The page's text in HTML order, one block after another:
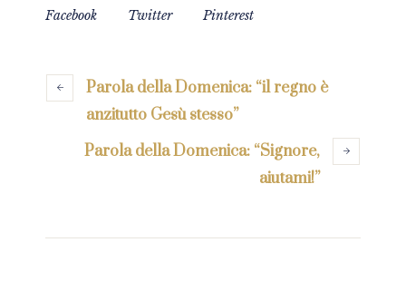
Facebook Twitter Pinterest
Parola della Domenica: “il regno è
anzitutto Gesù stesso”
Parola della Domenica: “Signore,
aiutami!”